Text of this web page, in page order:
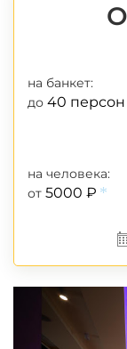
на банкет:
до 40 персон
на человека:
от 5000 ₽